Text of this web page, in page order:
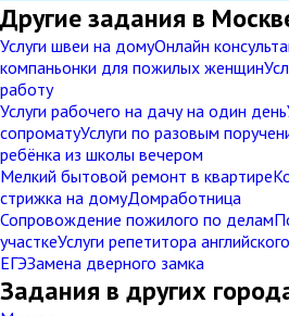
Другие задания в
Услуги швеи на домуОнлайн
компаньонки для пожилых женщин
работу
Услуги рабочего на дачу на один день
сопроматуУслуги по разовым
ребёнка из школы вечером
Мелкий бытовой ремонт в квартире
стрижка на домуДомработница
Сопровождение пожилого по делам
участкеУслуги репетитора
ЕГЭЗамена дверного замка
Задания в других